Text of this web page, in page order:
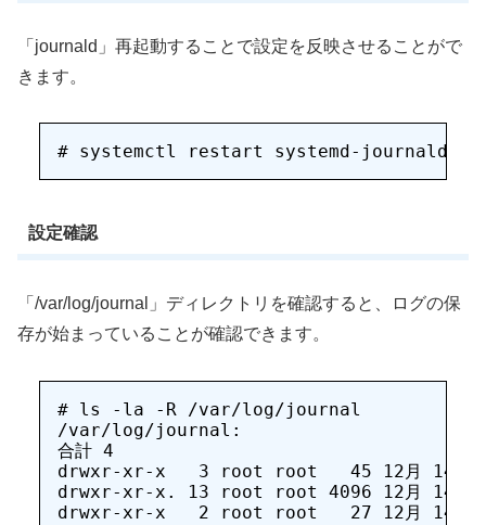
「journald」再起動することで設定を反映させることがで
きます。
設定確認
「/var/log/journal」ディレクトリを確認すると、ログの保
存が始まっていることが確認できます。
# ls -la -R /var/log/journal
/var/log/journal:
合計 4
drwxr-xr-x   3 root root   45 12月 14
drwxr-xr-x. 13 root root 4096 12月 14
drwxr-xr-x   2 root root   27 12月 14